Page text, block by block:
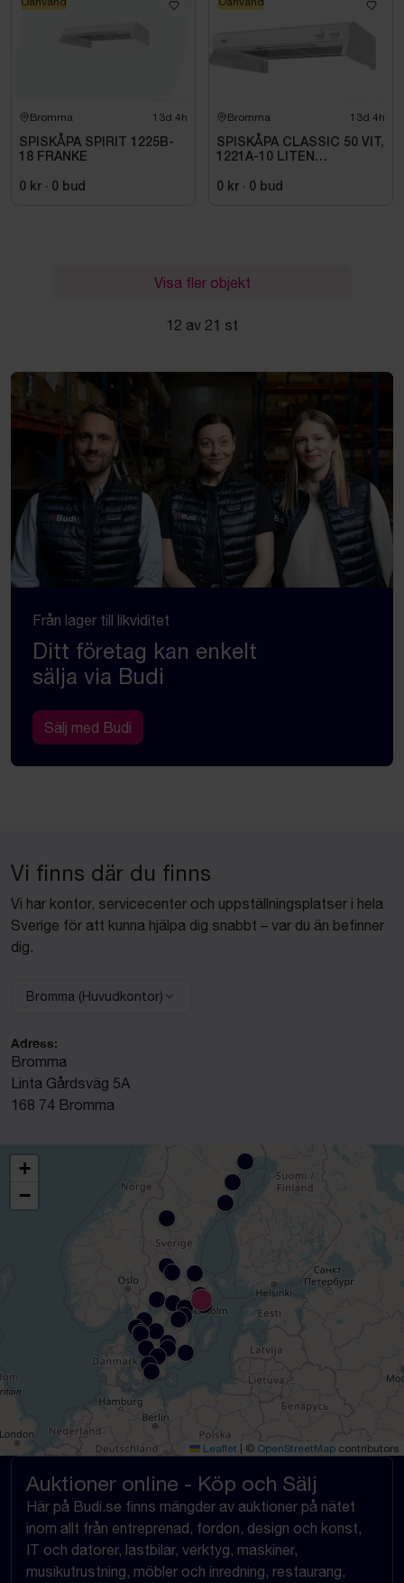
Bromma 13d 4h
SPISKÅPA SPIRIT 1225B-
18 FRANKE
0 kr · 0 bud
Bromma 13d 4h
SPISKÅPA CLASSIC 50 VIT,
1221A-10 LITEN
0 kr · 0 bud
Visa fler objekt
12 av 21 st
Från lager till likviditet
Ditt företag kan enkelt
sälja via Budi
Sälj med Budi
Vi finns där du finns
Vi har kontor, servicecenter och uppställningsplatser i hela
Sverige för att kunna hjälpa dig snabbt – var du än befinner
dig.
Bromma (Huvudkontor)
Adress:
Bromma
Linta Gårdsväg 5A
168 74 Bromma
+
−
Leaflet | © OpenStreetMap contributors
Auktioner online - Köp och Sälj
Här på Budi.se finns mängder av auktioner på nätet
inom allt från entreprenad, fordon, design och konst,
IT och datorer, lastbilar, verktyg, maskiner,
musikutrustning, möbler och inredning, restaurang,